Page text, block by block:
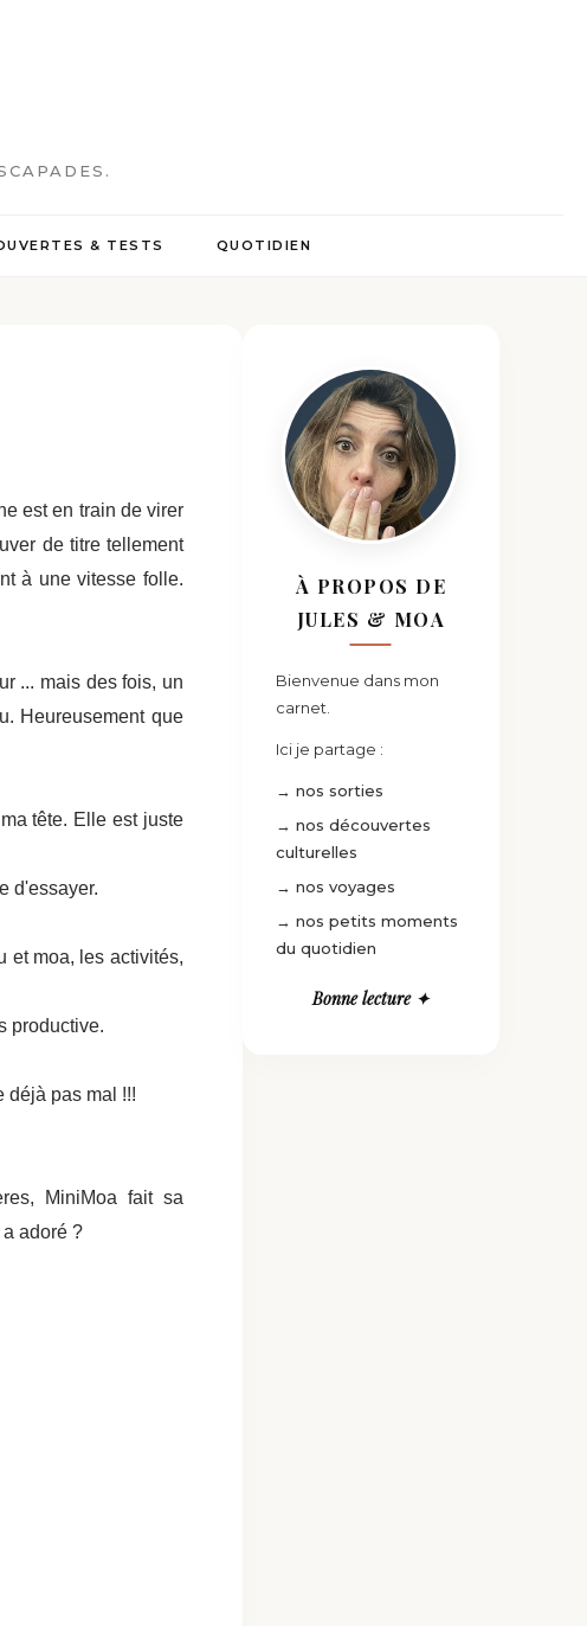
& TESTS QUOTIDIEN
est en train de virer
de titre tellement
à une vitesse folle.
... mais des fois, un
Heureusement que
tête. Elle est juste
d'essayer.
et moa, les activités,
productive.
déjà pas mal !!!
MiniMoa fait sa
adoré ?
À PROPOS DE
JULES & MOA
Bienvenue dans mon
carnet.
Ici je partage :
→ nos sorties
→ nos découvertes
culturelles
→ nos voyages
→ nos petits moments
du quotidien
Bonne lecture ✦